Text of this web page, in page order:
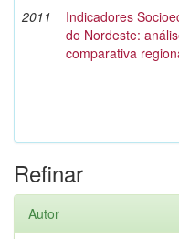
2011
Indicadores
do Nordeste:
comparativa
Refinar
Autor